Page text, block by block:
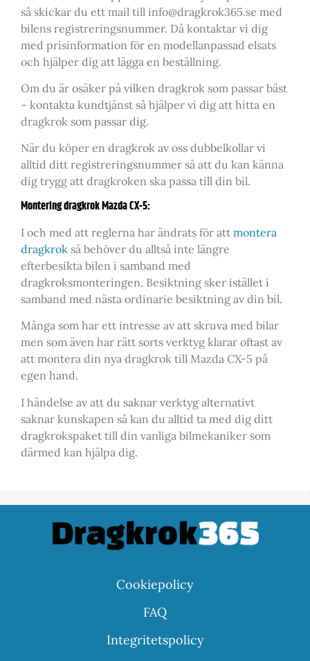
så skickar du ett mail till info@dragkrok365.se med
bilens registreringsnummer. Då kontaktar vi dig
med prisinformation för en modellanpassad elsats
och hjälper dig att lägga en beställning.
Om du är osäker på vilken dragkrok som passar bäst
– kontakta kundtjänst så hjälper vi dig att hitta en
dragkrok som passar dig.
När du köper en dragkrok av oss dubbelkollar vi
alltid ditt registreringsnummer så att du kan känna
dig trygg att dragkroken ska passa till din bil.
Montering dragkrok Mazda CX-5:
I och med att reglerna har ändrats för att montera
dragkrok så behöver du alltså inte längre
efterbesikta bilen i samband med
dragkroksmonteringen. Besiktning sker istället i
samband med nästa ordinarie besiktning av din bil.
Många som har ett intresse av att skruva med bilar
men som även har rätt sorts verktyg klarar oftast av
att montera din nya dragkrok till Mazda CX-5 på
egen hand.
I händelse av att du saknar verktyg alternativt
saknar kunskapen så kan du alltid ta med dig ditt
dragkrokspaket till din vanliga bilmekaniker som
därmed kan hjälpa dig.
Cookiepolicy
FAQ
Integritetspolicy